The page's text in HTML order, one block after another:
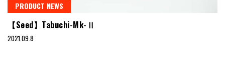
PRODUCT NEWS
【Seed】Tabuchi-Mk-Ⅱ
2021.09.8